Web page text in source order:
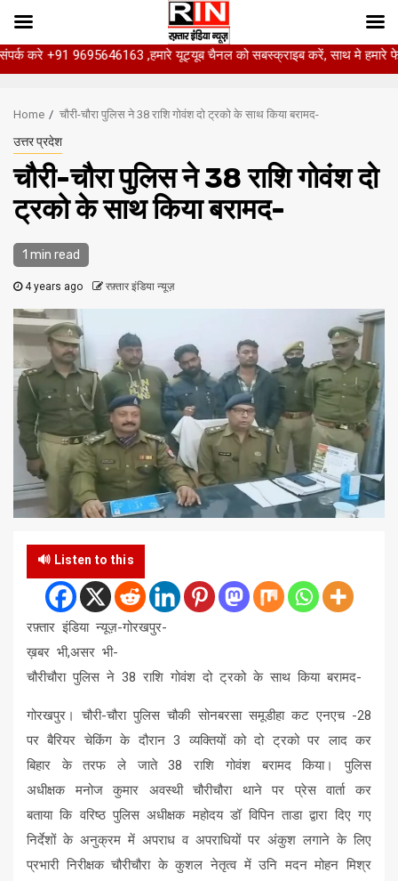
9695646163 ,हमारे यूट्यूब चैनल को सबस्क्राइब करें, साथ मे हमारे फेसबुक
content
Home चौरी-चौरा पुलिस ने 38 राशि गोवंश दो ट्रको के साथ किया बरामद-
उत्तर प्रदेश
चौरी-चौरा पुलिस ने 38 राशि गोवंश दो
ट्रको के साथ किया बरामद-
1 min read
4 years ago रफ़्तार इंडिया न्यूज़
🔊 Listen to this
रफ़्तार इंडिया न्यूज़-गोरखपुर-
ख़बर भी,असर भी-
चौरीचौरा पुलिस ने 38 राशि गोवंश दो ट्रको के साथ किया बरामद-
गोरखपुर। चौरी-चौरा पुलिस चौकी सोनबरसा समूडीहा कट एनएच -28
पर बैरियर चेकिंग के दौरान 3 व्यक्तियों को दो ट्रको पर लाद कर
बिहार के तरफ ले जाते 38 राशि गोवंश बरामद किया। पुलिस
अधीक्षक मनोज कुमार अवस्थी चौरीचौरा थाने पर प्रेस वार्ता कर
बताया कि वरिष्ठ पुलिस अधीक्षक महोदय डॉ विपिन ताडा द्वारा दिए गए
निर्देशों के अनुक्रम में अपराध व अपराधियों पर अंकुश लगाने के लिए
प्रभारी निरीक्षक चौरीचौरा के कुशल नेतृत्व में उनि मदन मोहन मिश्र